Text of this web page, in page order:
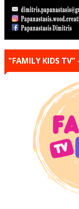
"FAMILY KIDS